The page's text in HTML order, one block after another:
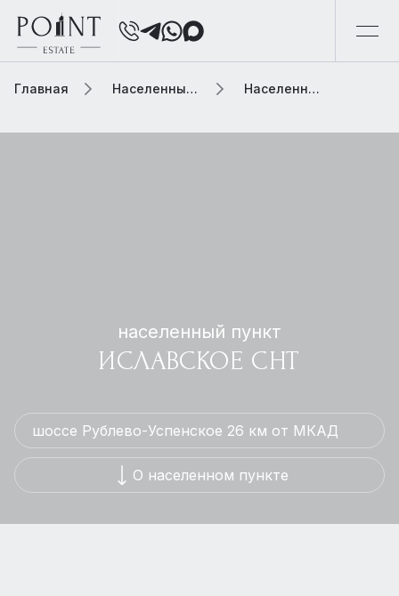
Главная Населенный пункт Населенный пункт иславское снт
населенный пункт
ИСЛАВСКОЕ СНТ
шоссе Рублево-Успенское 26 км от МКАД
О населенном пункте